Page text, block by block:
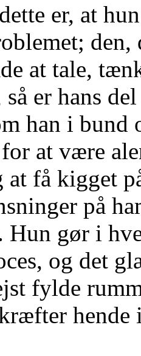
er, at
at tale,
er hans
han i
at være
at få kigget
på
Hun gør i
og det
fylde